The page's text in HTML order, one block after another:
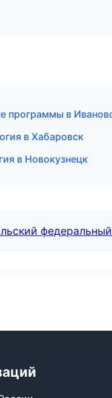
программы в
в Хабаровск
в Новокузнецк